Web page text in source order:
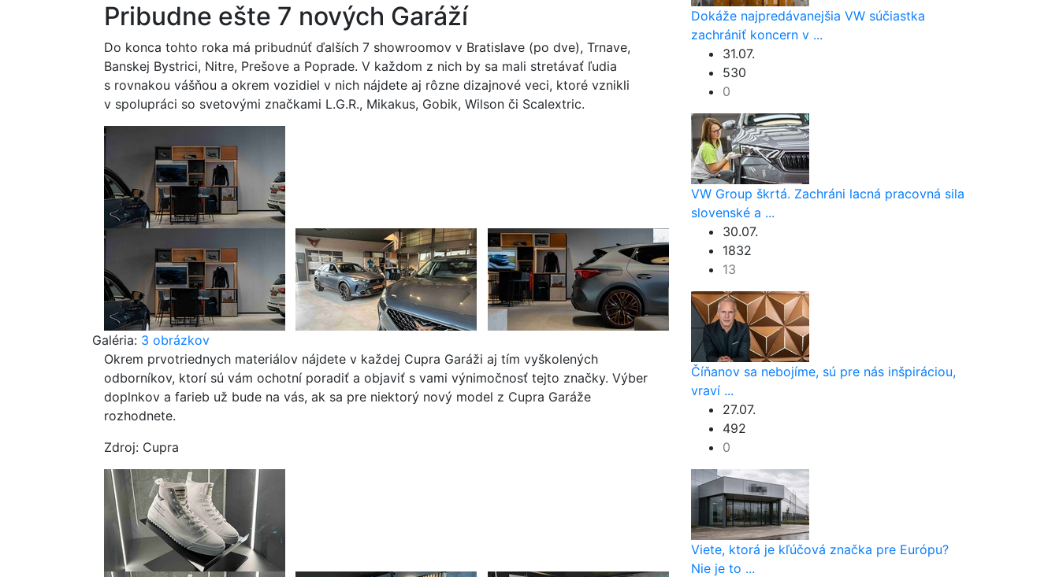
Pribudne ešte 7 nových Garáží
Do konca tohto roka má pribudnúť ďalších 7 showroomov v Bratislave (po dve), Trnave,
Banskej Bystrici, Nitre, Prešove a Poprade. V každom z nich by sa mali stretávať ľudia
s rovnakou vášňou a okrem vozidiel v nich nájdete aj rôzne dizajnové veci, ktoré vznikli
v spolupráci so svetovými značkami L.G.R., Mikakus, Gobik, Wilson či Scalextric.
Galéria: 3 obrázkov
Okrem prvotriednych materiálov nájdete v každej Cupra Garáži aj tím vyškolených
odborníkov, ktorí sú vám ochotní poradiť a objaviť s vami výnimočnosť tejto značky. Výber
doplnkov a farieb už bude na vás, ak sa pre niektorý nový model z Cupra Garáže
rozhodnete.
Zdroj: Cupra
Dokáže najpredávanejšia VW súčiastka
zachrániť koncern v ...
31.07.
530
0
VW Group škrtá. Zachráni lacná pracovná sila
slovenské a ...
30.07.
1832
13
Číňanov sa nebojíme, sú pre nás inšpiráciou,
vraví ...
27.07.
492
0
Viete, ktorá je kľúčová značka pre Európu?
Nie je to ...